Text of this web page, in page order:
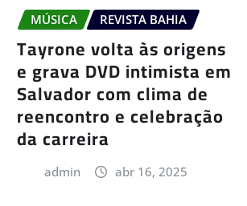
MÚSICA REVISTA BAHIA
Tayrone volta às origens
e grava DVD intimista em
Salvador com clima de
reencontro e celebração
da carreira
admin abr 16, 2025